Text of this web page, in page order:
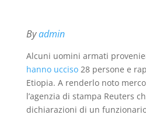
Byadmin
Alcuni uomini armati
hanno ucciso28 persone e
Etiopia. A renderlo noto
l’agenzia di stampa Reuters
dichiarazioni di un